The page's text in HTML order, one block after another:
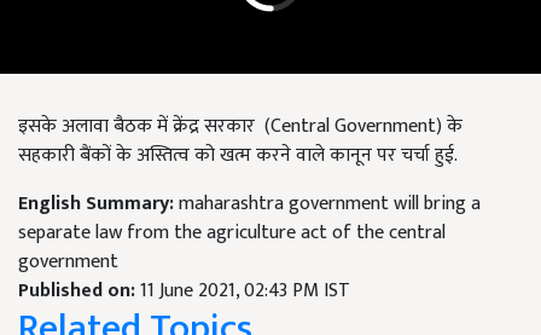
इसके अलावा बैठक में क्रेंद्र सरकार (Central Government) के
सहकारी बैंकों के अस्तित्व को खत्म करने वाले कानून पर चर्चा हुई.
English Summary:maharashtra government will bring a
separate law from the agriculture act of the central
government
Published on:11 June 2021, 02:43 PM IST